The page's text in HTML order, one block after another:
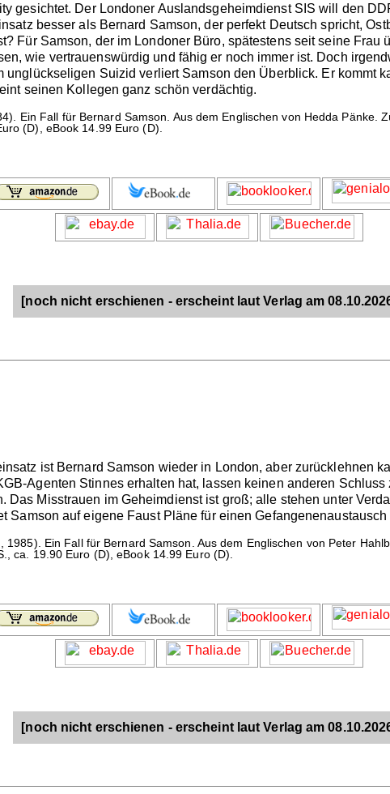
gesichtet. Der Londoner Auslandsgeheimdienst SIS will den
besser als Bernard Samson, der perfekt Deutsch spricht,
Für Samson, der im Londoner Büro, spätestens seit seine Frau
wie vertrauenswürdig und fähig er noch immer ist. Doch
Suizid verliert Samson den Überblick. Er kommt
seinen Kollegen ganz schön verdächtig.
Ein Fall für Bernard Samson. Aus dem Englischen von Hedda Pänke.
(D), eBook 14.99 Euro (D).
[noch nicht erschienen - erscheint laut Verlag am
ist Bernard Samson wieder in London, aber zurücklehnen
Agenten Stinnes erhalten hat, lassen keinen anderen
Das Misstrauen im Geheimdienst ist groß; alle stehen unter
Samson auf eigene Faust Pläne für einen
1985). Ein Fall für Bernard Samson. Aus dem Englischen von Peter
ca. 19.90 Euro (D), eBook 14.99 Euro (D).
[noch nicht erschienen - erscheint laut Verlag am